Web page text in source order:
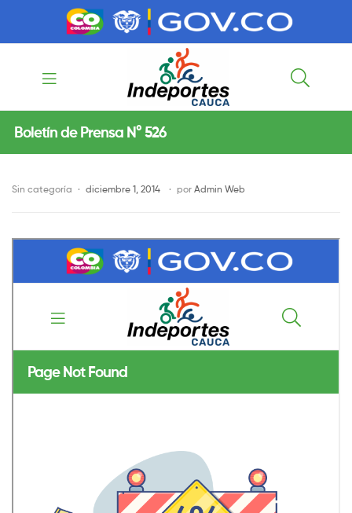
Indeportes
Cauca
Boletín de Prensa N° 526
Sin categoría diciembre 1, 2014 por Admin Web